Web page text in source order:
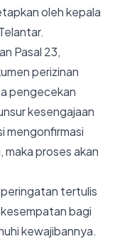
oleh kepala
Pasal 23,
perizinan
pengecekan
kesengajaan
mengonfirmasi
proses akan
tertulis
bagi
kewajibannya.